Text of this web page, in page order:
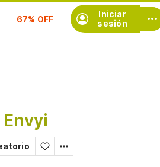
Iniciar
sesión
Suscríbete